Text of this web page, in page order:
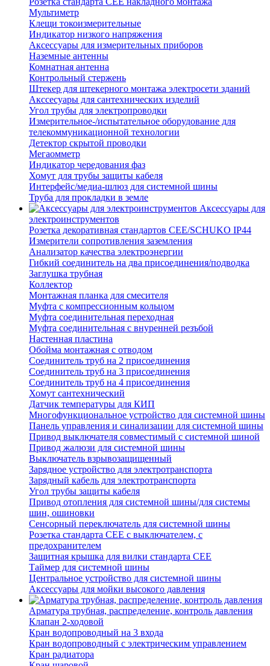
Мультиметр
Клещи токоизмерительные
Индикатор низкого напряжения
Аксессуары для измерительных приборов
Наземные антенны
Комнатная антенна
Контрольный стержень
Штекер для штекерного монтажа электросети зданий
Акссесуары для сантехнических изделий
Угол трубы для электропроводки
Измерительное-/испытательное оборудование для
телекоммуникационной технологии
Детектор скрытой проводки
Мегаомметр
Индикатор чередования фаз
Хомут для трубы защиты кабеля
Интерфейс/медиа-шлюз для системной шины
Труба для прокладки в земле
Аксессуары для
электроинструментов
Розетка декоративная стандартов CEE/SCHUKO IP44
Измерители сопротивления заземления
Анализатор качества электроэнергии
Гибкий соединитель на два присоединения/подводка
Заглушка трубная
Коллектор
Монтажная планка для смесителя
Муфта с компрессионным кольцом
Муфта соединительная переходная
Муфта соединительная с внуренней резъбой
Настенная пластина
Обойма монтажная с отводом
Соединитель труб на 2 присоединения
Соединитель труб на 3 присоединения
Соединитель труб на 4 присоединения
Хомут сантехнический
Датчик температуры для КИП
Многофункциональное устройство для системной шины
Панель управления и синализации для системной шины
Привод выключателя совместимый с системной шиной
Привод жалюзи для системной шины
Выключатель взрывозащищенный
Зарядное устройство для электротранспорта
Зарядный кабель для электротранспорта
Угол трубы защиты кабеля
Привод отопления для системной шины/для системы
шин, ошиновки
Сенсорный переключатель для системной шины
Розетка стандарта СЕЕ с выключателем, с
предохранителем
Защитная крышка для вилки стандарта CEE
Таймер для системной шины
Центральное устройство для системной шины
Аксессуары для мойки высокого давления
Арматура трубная, распределение, контроль давления
Клапан 2-ходовой
Кран водопроводный на 3 входа
Кран водопроводный с электрическим управлением
Кран радиатора